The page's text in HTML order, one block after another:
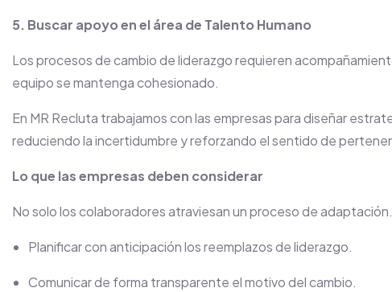
5. Buscar apoyo en el área de Talento Humano
Los procesos de cambio de liderazgo requieren
equipo se mantenga cohesionado.
En MR Recluta trabajamos con las empresas para diseñar
reduciendo la incertidumbre y reforzando el sentido de
Lo que las empresas deben considerar
No solo los colaboradores atraviesan un proceso de
Planificar con anticipación los reemplazos de liderazgo.
Comunicar de forma transparente el motivo del cambio.